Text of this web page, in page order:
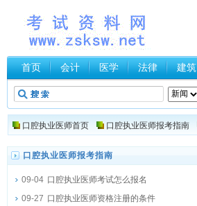
首页 会计 医学 法律 建筑
口腔执业医师首页 口腔执业医师报考指南
口腔执业医师报考指南
09-04 口腔执业医师考试怎么报名
09-27 口腔执业医师资格注册的条件